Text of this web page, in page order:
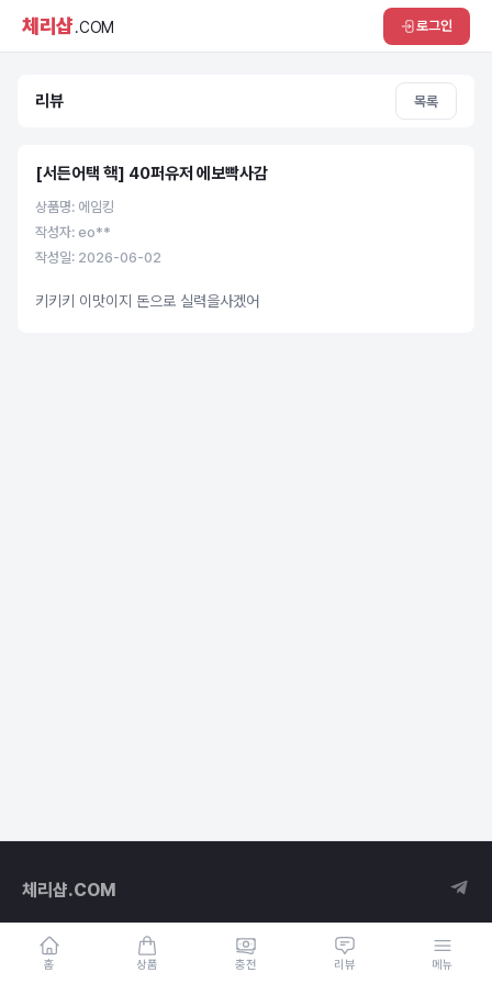
체리샵.COM 로그인
리뷰 목록
[서든어택 핵] 40퍼유저 에보빡사감
상품명: 에임킹
작성자: eo**
작성일: 2026-06-02
키키키 이맛이지 돈으로 실력을사겠어
홈 상품 충전 리뷰 메뉴
체리샵.COM